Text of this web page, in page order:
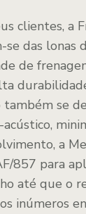
clientes, a
se das lonas
de
se
a
857 para
até que o
inúmeros